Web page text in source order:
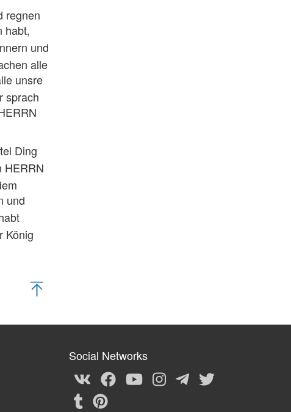
regnen
habt,
und
alle
unsre
sprach
Ding
HERRN
und
König
Social Networks